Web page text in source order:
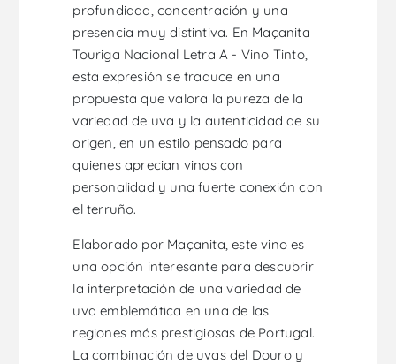
profundidad, concentración y una
presencia muy distintiva. En Maçanita
Touriga Nacional Letra A - Vino Tinto,
esta expresión se traduce en una
propuesta que valora la pureza de la
variedad de uva y la autenticidad de su
origen, en un estilo pensado para
quienes aprecian vinos con
personalidad y una fuerte conexión con
el terruño.
Elaborado por Maçanita, este vino es
una opción interesante para descubrir
la interpretación de una variedad de
uva emblemática en una de las
regiones más prestigiosas de Portugal.
La combinación de uvas del Douro y